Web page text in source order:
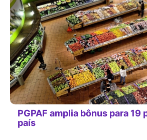
PGPAF amplia bônus para 19
país